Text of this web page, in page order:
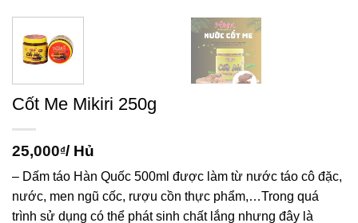
Cốt Me Mikiri 250g
25,000₫/ Hủ
– Dấm táo Hàn Quốc 500ml được làm từ nước táo cô đặc,
nước, men ngũ cốc, rượu cồn thực phẩm,…Trong quá
trình sử dụng có thể phát sinh chất lắng nhưng đây là